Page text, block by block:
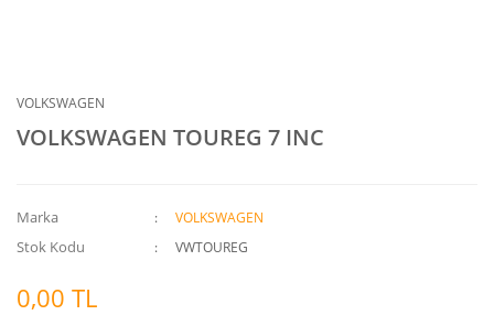
VOLKSWAGEN
VOLKSWAGEN TOUREG 7 INC
Marka VOLKSWAGEN
Stok Kodu VWTOUREG
0,00 TL